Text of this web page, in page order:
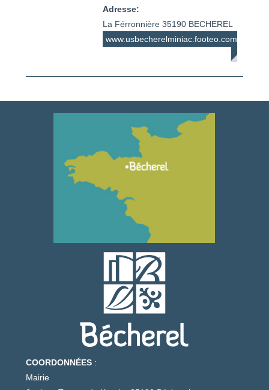
Adresse:
La Férronnière 35190 BECHEREL
www.usbecherelminiac.footeo.com
COORDONNÉES :
Mairie